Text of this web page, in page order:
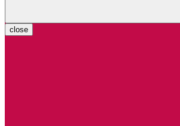
close